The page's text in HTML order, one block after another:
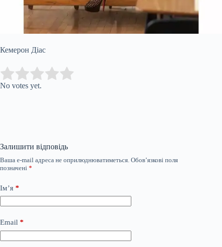
Кемерон Діас
Rate this item:
No votes yet.
Залишити відповідь
Ваша e-mail адреса не оприлюднюватиметься. Обов’язкові поля
позначені *
Ім’я *
Email *